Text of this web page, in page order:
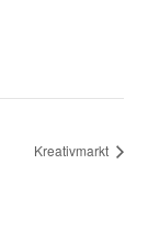
Kreativmarkt